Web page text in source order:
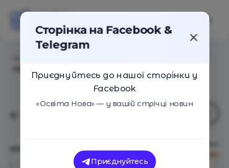
Сторінка на Facebook &
Telegram
Приєднуйтесь до нашої сторінки у
Facebook
«Освіта Нова» — у вашій стрічці новин
Приєднуйтесь